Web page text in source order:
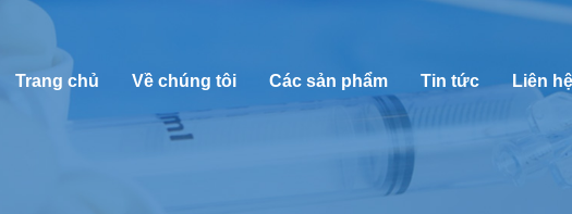
Trang chủ Về chúng tôi Các sản phẩm Tin tức Liên